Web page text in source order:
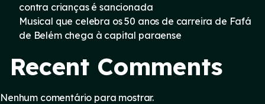
contra crianças é sancionada
Musical que celebra os 50 anos de carreira de Fafá
de Belém chega à capital paraense
Recent Comments
Nenhum comentário para mostrar.